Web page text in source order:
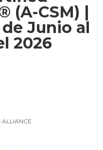
(A-CSM) |
Junio al
2026
ALLIANCE